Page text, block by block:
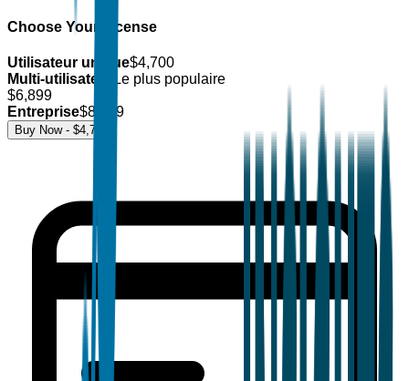
Choose Your License
Utilisateur unique$4,700
Multi-utilisateur
Le plus populaire
$6,899
Entreprise$8,499
Buy Now - $4,700